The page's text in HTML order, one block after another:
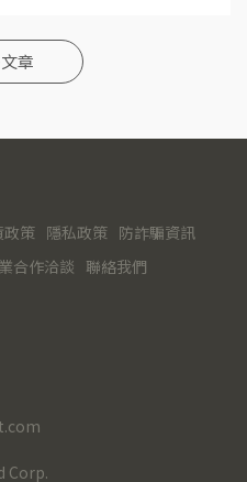
章
政策 隱私政策 防詐騙資訊
合作洽談 聯絡我們
Corp.